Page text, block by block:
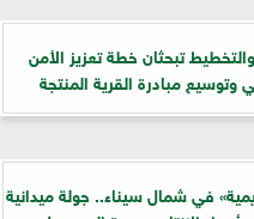
والتخطيط تبحثان خطة تعزيز الأمن
وتوسيع مبادرة القرية المنتجة
في شمال سيناء.. جولة ميدانية